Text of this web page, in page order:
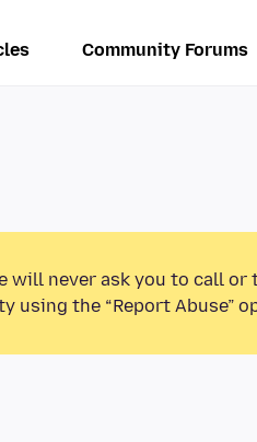
Community Forums
will never ask you to call or
using the “Report Abuse”